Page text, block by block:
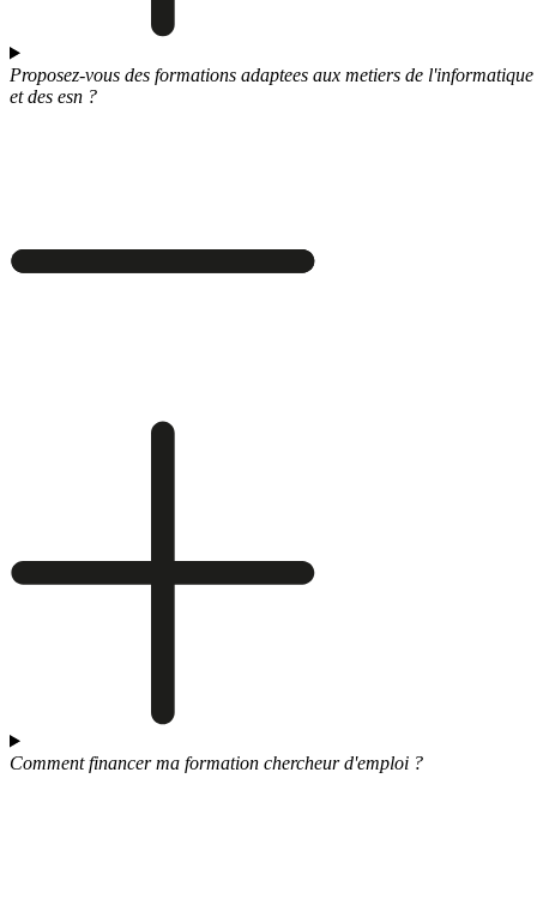
Proposez-vous des formations adaptees aux metiers de l'informatique
et des esn ?
Comment financer ma formation chercheur d'emploi ?